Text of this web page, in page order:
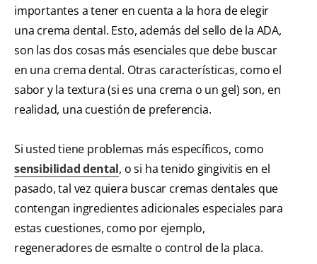
importantes a tener en cuenta a la hora de elegir
una crema dental. Esto, además del sello de la ADA,
son las dos cosas más esenciales que debe buscar
en una crema dental. Otras características, como el
sabor y la textura (si es una crema o un gel) son, en
realidad, una cuestión de preferencia.
Si usted tiene problemas más específicos, como
sensibilidad dental, o si ha tenido gingivitis en el
pasado, tal vez quiera buscar cremas dentales que
contengan ingredientes adicionales especiales para
estas cuestiones, como por ejemplo,
regeneradores de esmalte o control de la placa.